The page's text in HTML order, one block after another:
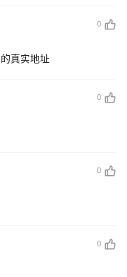
0
真实地址
0
0
0